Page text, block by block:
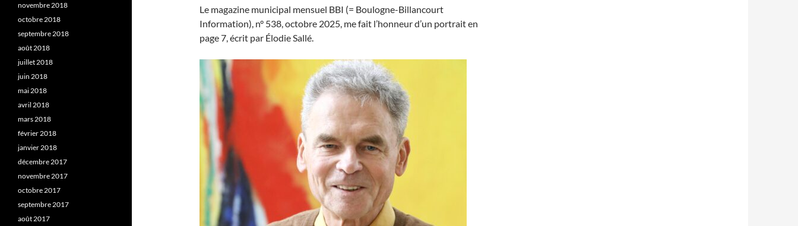
Le magazine municipal mensuel BBI (= Boulogne-Billancourt
Information), n° 538, octobre 2025, me fait l’honneur d’un portrait en
page 7, écrit par Élodie Sallé.
novembre 2018
octobre 2018
septembre 2018
août 2018
juillet 2018
juin 2018
mai 2018
avril 2018
mars 2018
février 2018
janvier 2018
décembre 2017
novembre 2017
octobre 2017
septembre 2017
août 2017